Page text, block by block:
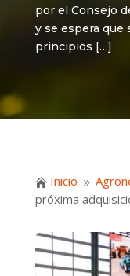
por el Consejo
y se espera que
principios […]
 Inicio 9
próxima